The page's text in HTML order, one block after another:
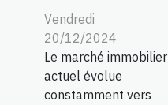
Vendredi
20/12/2024
Le marché immobilier
actuel évolue
constamment vers